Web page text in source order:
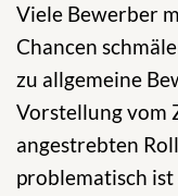
Viele Bewerber
Chancen
zu allgemeine
Vorstellung vom
angestrebten
problematisch